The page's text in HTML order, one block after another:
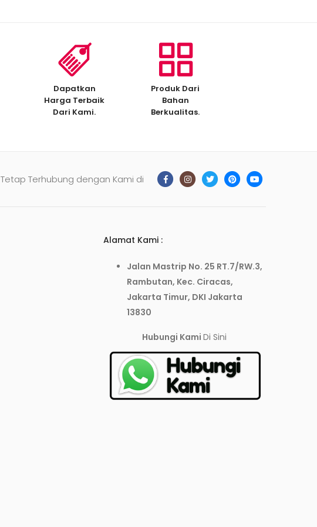
Dapatkan
Harga Terbaik
Dari Kami.
Produk Dari
Bahan
Berkualitas.
Tetap Terhubung dengan Kami di
Alamat Kami :
Jalan Mastrip No. 25 RT.7/RW.3,
Rambutan, Kec. Ciracas,
Jakarta Timur, DKI Jakarta
13830
Hubungi KamiDi Sini